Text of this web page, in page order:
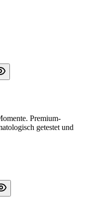
Premium-
getestet und